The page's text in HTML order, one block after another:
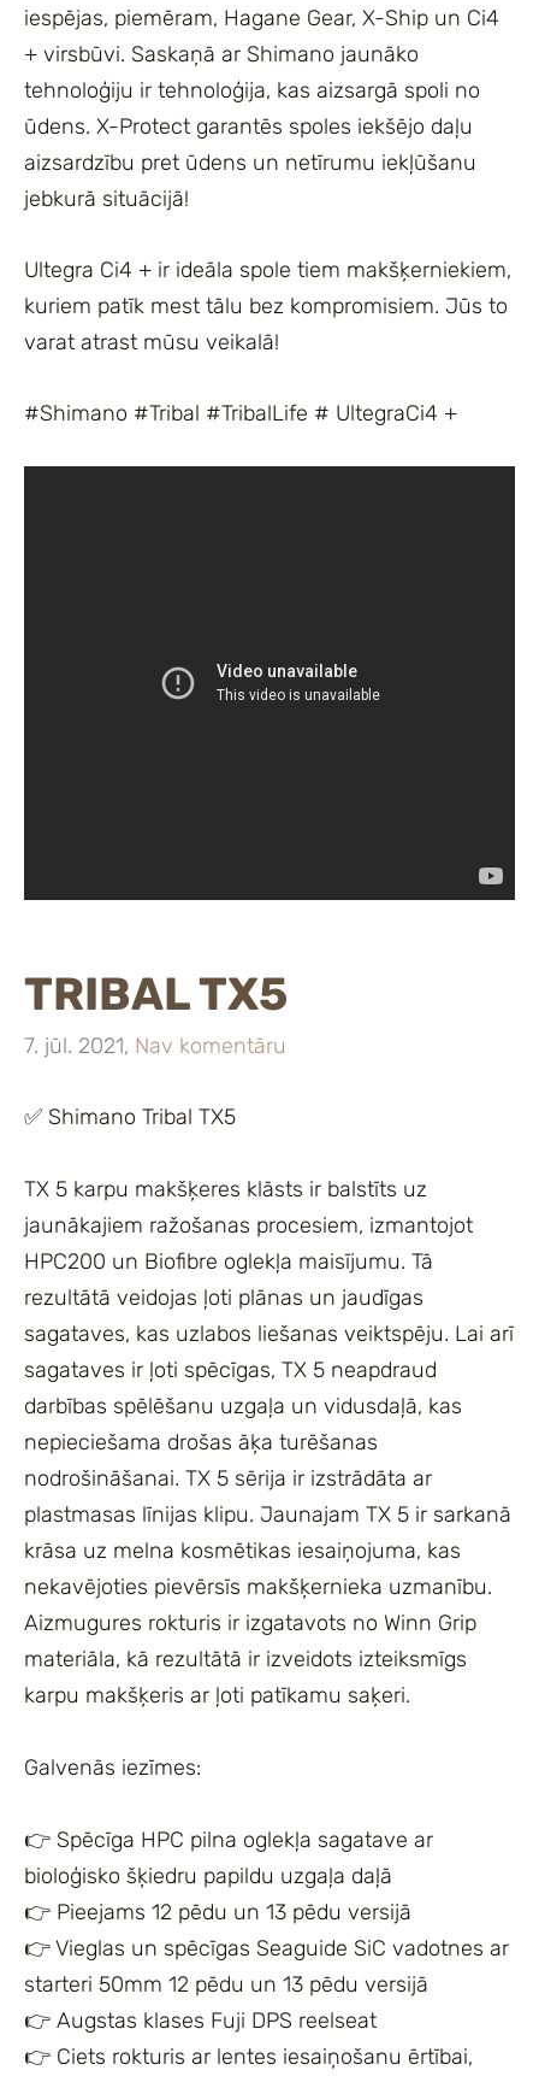
iespējas, piemēram, Hagane Gear, X-Ship un Ci4
+ virsbūvi. Saskaņā ar Shimano jaunāko
tehnoloģiju ir tehnoloģija, kas aizsargā spoli no
ūdens. X-Protect garantēs spoles iekšējo daļu
aizsardzību pret ūdens un netīrumu iekļūšanu
jebkurā situācijā!
Ultegra Ci4 + ir ideāla spole tiem makšķerniekiem,
kuriem patīk mest tālu bez kompromisiem. Jūs to
varat atrast mūsu veikalā!
#Shimano #Tribal #TribalLife # UltegraCi4 +
TRIBAL TX5
7. jūl. 2021, Nav komentāru
✅ Shimano Tribal TX5
TX 5 karpu makšķeres klāsts ir balstīts uz
jaunākajiem ražošanas procesiem, izmantojot
HPC200 un Biofibre oglekļa maisījumu. Tā
rezultātā veidojas ļoti plānas un jaudīgas
sagataves, kas uzlabos liešanas veiktspēju. Lai arī
sagataves ir ļoti spēcīgas, TX 5 neapdraud
darbības spēlēšanu uzgaļa un vidusdaļā, kas
nepieciešama drošas āķa turēšanas
nodrošināšanai. TX 5 sērija ir izstrādāta ar
plastmasas līnijas klipu. Jaunajam TX 5 ir sarkanā
krāsa uz melna kosmētikas iesaiņojuma, kas
nekavējoties pievērsīs makšķernieka uzmanību.
Aizmugures rokturis ir izgatavots no Winn Grip
materiāla, kā rezultātā ir izveidots izteiksmīgs
karpu makšķeris ar ļoti patīkamu saķeri.
Galvenās iezīmes:
👉 Spēcīga HPC pilna oglekļa sagatave ar
bioloģisko šķiedru papildu uzgaļa daļā
👉 Pieejams 12 pēdu un 13 pēdu versijā
👉 Vieglas un spēcīgas Seaguide SiC vadotnes ar
starteri 50mm 12 pēdu un 13 pēdu versijā
👉 Augstas klases Fuji DPS reelseat
👉 Ciets rokturis ar lentes iesaiņošanu ērtībai,